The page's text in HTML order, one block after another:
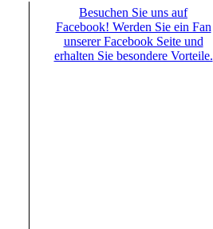
Besuchen Sie uns auf
Facebook! Werden Sie ein Fan
unserer Facebook Seite und
erhalten Sie besondere Vorteile.